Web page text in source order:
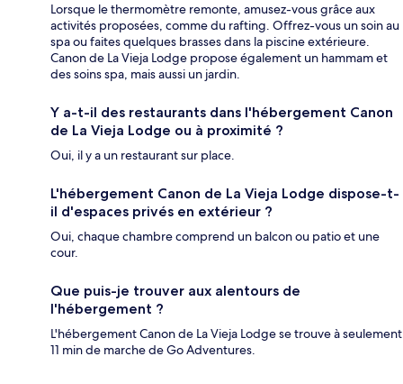
Lorsque le thermomètre remonte, amusez-vous grâce aux
activités proposées, comme du rafting. Offrez-vous un soin au
spa ou faites quelques brasses dans la piscine extérieure.
Canon de La Vieja Lodge propose également un hammam et
des soins spa, mais aussi un jardin.
Y a-t-il des restaurants dans l'hébergement Canon
de La Vieja Lodge ou à proximité ?
Oui, il y a un restaurant sur place.
L'hébergement Canon de La Vieja Lodge dispose-t-
il d'espaces privés en extérieur ?
Oui, chaque chambre comprend un balcon ou patio et une
cour.
Que puis-je trouver aux alentours de
l'hébergement ?
L'hébergement Canon de La Vieja Lodge se trouve à seulement
11 min de marche de Go Adventures.